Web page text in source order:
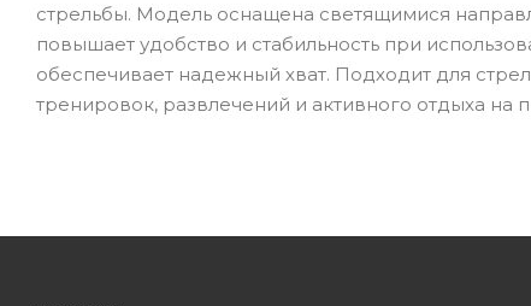
стрельбы. Модель оснащена светящимися
повышает удобство и стабильность при
обеспечивает надежный хват. Подходит для
тренировок, развлечений и активного отдыха на